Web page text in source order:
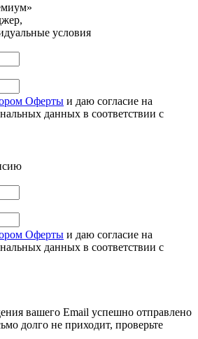
условия
Оферты и даю согласие на
данных в соответствии с
Оферты и даю согласие на
данных в соответствии с
вашего Email успешно отправлено
долго не приходит, проверьте